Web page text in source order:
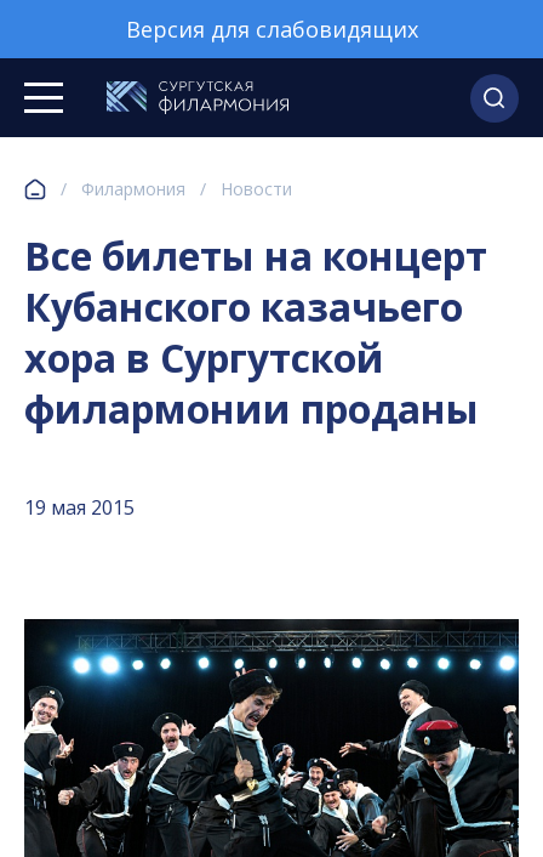
Версия для слабовидящих
/ Филармония / Новости
Все билеты на концерт
Кубанского казачьего
хора в Сургутской
филармонии проданы
19 мая 2015